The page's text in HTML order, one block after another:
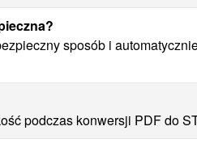
sposób i
podczas konwersji PDF do